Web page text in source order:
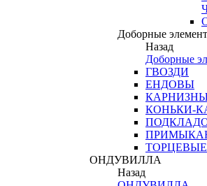
Доборные
Назад
Доборные
ГВОЗДИ
ЕНДОВЫ
КОНЬКИ-
ОНДУВИЛЛА
Назад